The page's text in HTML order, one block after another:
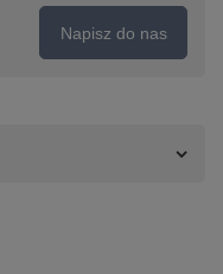
Napisz do nas